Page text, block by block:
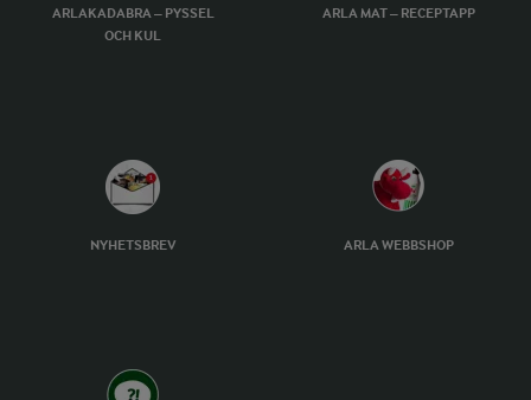
ARLAKADABRA – PYSSEL
OCH KUL
ARLA MAT – RECEPTAPP
NYHETSBREV ARLA WEBBSHOP